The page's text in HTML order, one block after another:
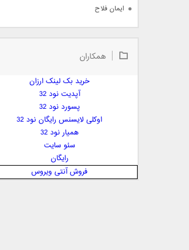
ایمان فلاح
بابک جهانبخش
بابک مافی
بهنام صفوی
پارسا چیلیک
همکاران
خرید بک لینک ارزان
آپدیت نود 32
پسورد نود 32
اوکلی لایسنس رایگان نود 32
همیار نود 32
سئو سایت
رایگان
فروش آنتی ویروس